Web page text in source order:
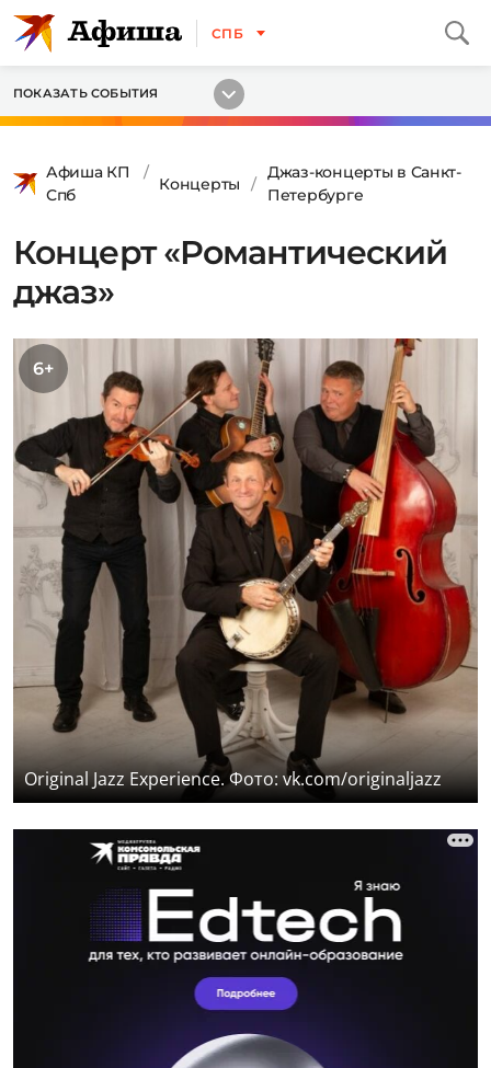
СПБ
ПОКАЗАТЬ СОБЫТИЯ
Афиша КП
Спб
Концерты
Джаз-концерты в Санкт-
Петербурге
Концерт «Романтический
джаз»
6+
Original Jazz Experience. Фото: vk.com/originaljazz